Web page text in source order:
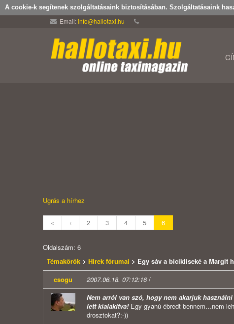
A cookie-k segítenek szolgáltatásaink biztosításában. Szolgáltatásaink
Email:info@hallotaxi.hu
Ugrás a hírhez
« ‹ 2 3 4 5 6
Oldalszám: 6
Témakörök > Hírek fórumai > Egy sáv a bicikliseké a Margit
csogu
2007.06.18. 07:12:16/
Nem arról van szó, hogy nem akarjuk
lett kialakítva!Egy gyanú ébredt bennem…nem
drosztokat?:-))